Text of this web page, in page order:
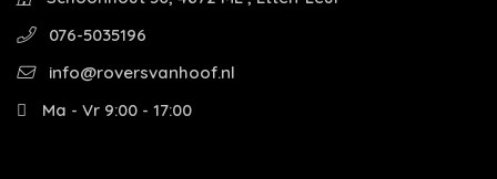
076-5035196
info@roversvanhoof.nl
Ma - Vr 9:00 - 17:00